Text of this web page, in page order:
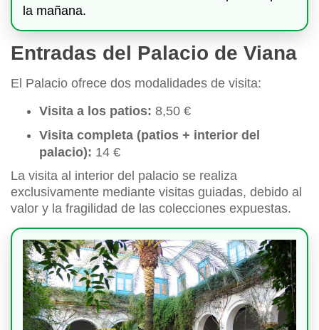
la mañana.
Entradas del Palacio de Viana
El Palacio ofrece dos modalidades de visita:
Visita a los patios: 8,50 €
Visita completa (patios + interior del
palacio): 14 €
La visita al interior del palacio se realiza
exclusivamente mediante visitas guiadas, debido al
valor y la fragilidad de las colecciones expuestas.